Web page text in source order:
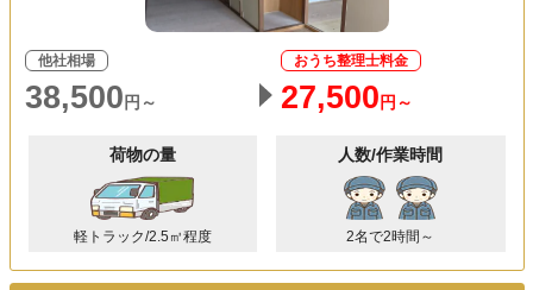
他社相場
38,500 円～
おうち整理士料金
27,500 円～
荷物の量
軽トラック/2.5㎥程度
人数/作業時間
2名で2時間～